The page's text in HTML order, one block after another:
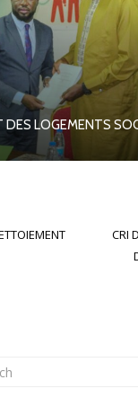
DES LOGEMENTS
CRI